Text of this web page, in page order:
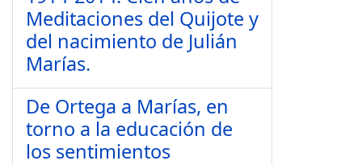
Meditaciones del Quijote y
del nacimiento de Julián
Marías.
De Ortega a Marías, en
torno a la educación de
los sentimientos